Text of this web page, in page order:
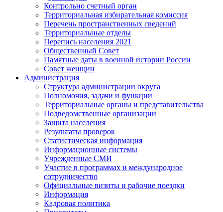
Контрольно счетный орган
Территориальная избирательная комиссия
Перечень пространственных сведений
Территориальные отделы
Перепись населения 2021
Общественный Совет
Памятные даты в военной истории России
Совет женщин
Администрация
Структура администрации округа
Полномочия, задачи и функции
Территориальные органы и представительства
Подведомственные организации
Защита населения
Результаты проверок
Статистическая информация
Информационные системы
Учрежденные СМИ
Участие в программах и международное
сотрудничество
Официальные визиты и рабочие поездки
Информация
Кадровая политика